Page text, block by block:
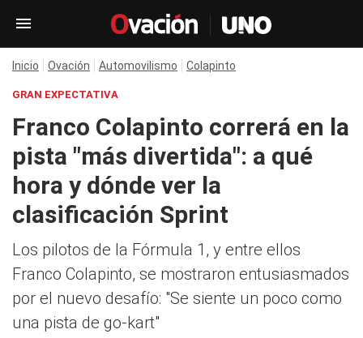
Inicio Ovación Automovilismo Colapinto
GRAN EXPECTATIVA
Franco Colapinto correrá en la
pista "más divertida": a qué
hora y dónde ver la
clasificación Sprint
Los pilotos de la Fórmula 1, y entre ellos
Franco Colapinto, se mostraron entusiasmados
por el nuevo desafío: "Se siente un poco como
una pista de go-kart"